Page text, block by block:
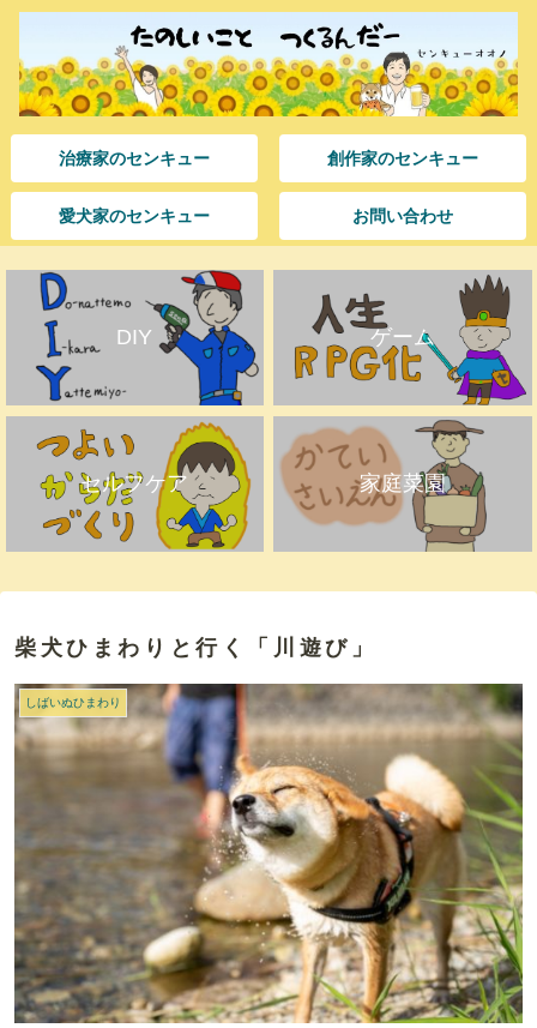
治療家のセンキュー 創作家のセンキュー
愛犬家のセンキュー お問い合わせ
DIY ゲーム
セルフケア 家庭菜園
柴犬ひまわりと行く「川遊び」
しばいぬひまわり